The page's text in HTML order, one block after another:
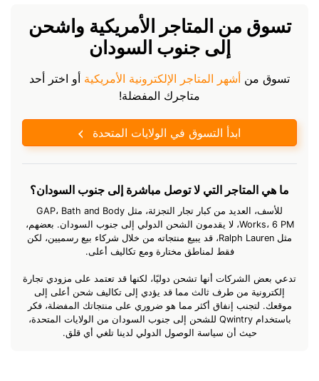
تسوق من المتاجر الأمريكية واشحن
إلى جنوب السودان
تسوق من أشهر المتاجر الإلكترونية الأمريكية أو اختر أحد
متاجرك المفضلة!
ابدأ التسوق في الولايات المتحدة
ما هي المتاجر التي لا توصل مباشرة إلى جنوب السودان؟
للأسف، العديد من كبار تجار التجزئة، مثل GAP، Bath and Body
Works، 6 PM، لا يقدمون الشحن الدولي إلى جنوب السودان. بعضهم،
مثل Ralph Lauren، قد يبيع منتجاته من خلال شركاء بيع رسميين، لكن
فقط لمناطق مختارة ومع تكاليف أعلى.
تدعي بعض الشركات أنها تشحن دوليًا، لكنها قد تعتمد على مزودي تجارة
إلكترونية من طرف ثالث مما قد يؤدي إلى تكاليف شحن أعلى إلى
موقعك. لتجنب إنفاق أكثر مما هو ضروري على منتجاتك المفضلة، فكر
باستخدام Qwintry للشحن إلى جنوب السودان من الولايات المتحدة،
حيث أن سياسة الوصول الدولي لدينا تلغي أي قلق.